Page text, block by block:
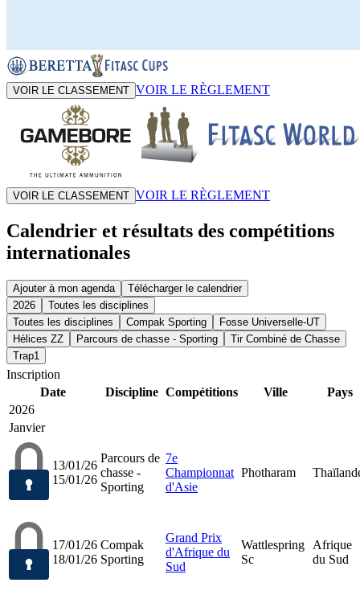
VOIR LE CLASSEMENT VOIR LE RÈGLEMENT
VOIR LE CLASSEMENT VOIR LE RÈGLEMENT
Calendrier et résultats des compétitions
internationales
Ajouter à mon agenda
Télécharger le calendrier
2026
Toutes les disciplines
Toutes les disciplines
Compak Sporting
Fosse Universelle-UT
Hélices ZZ
Parcours de chasse - Sporting
Tir Combiné de Chasse
Trap1
Inscription
Date
Discipline Compétitions Ville
Pays
2026
Janvier
13/01/26
15/01/26
Parcours de
chasse -
Sporting
7e
Championnat
d'Asie
Photharam
17/01/26
18/01/26
Compak
Sporting
Grand Prix
d'Afrique du
Sud
Wattlespring
Sc
Afrique
du Sud